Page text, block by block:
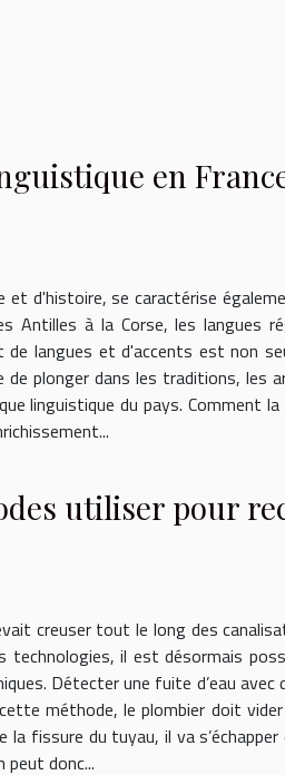
en
et d'histoire, se caractérise
Antilles à la Corse, les langues
langues et d'accents est non
plonger dans les traditions,
linguistique du pays. Comment
utiliser pour
creuser tout le long des
technologies, il est désormais
Détecter une fuite d’eau
méthode, le plombier doit
fissure du tuyau, il va
donc...